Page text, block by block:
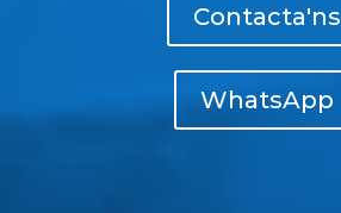
Contacta'ns
WhatsApp